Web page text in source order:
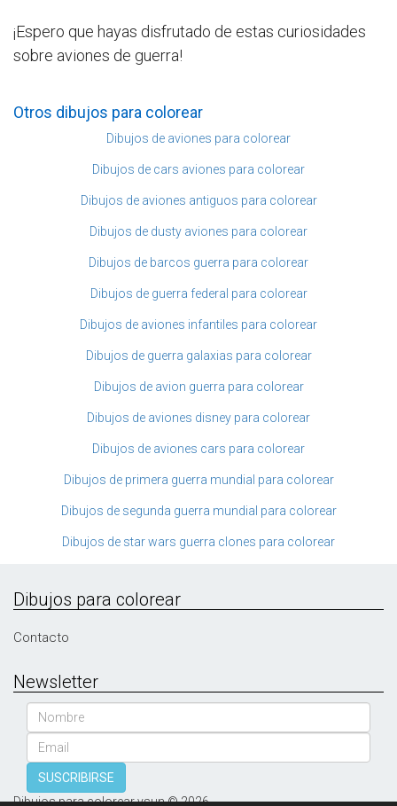
¡Espero que hayas disfrutado de estas curiosidades
sobre aviones de guerra!
Otros dibujos para colorear
Dibujos de aviones para colorear
Dibujos de cars aviones para colorear
Dibujos de aviones antiguos para colorear
Dibujos de dusty aviones para colorear
Dibujos de barcos guerra para colorear
Dibujos de guerra federal para colorear
Dibujos de aviones infantiles para colorear
Dibujos de guerra galaxias para colorear
Dibujos de avion guerra para colorear
Dibujos de aviones disney para colorear
Dibujos de aviones cars para colorear
Dibujos de primera guerra mundial para colorear
Dibujos de segunda guerra mundial para colorear
Dibujos de star wars guerra clones para colorear
Dibujos para colorear
Contacto
Newsletter
Nombre
Email
SUSCRIBIRSE
Dibujos para colorear vsun © 2026